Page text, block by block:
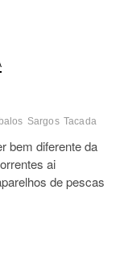
Sargos Tacada
bem diferente da
ai
de pescas